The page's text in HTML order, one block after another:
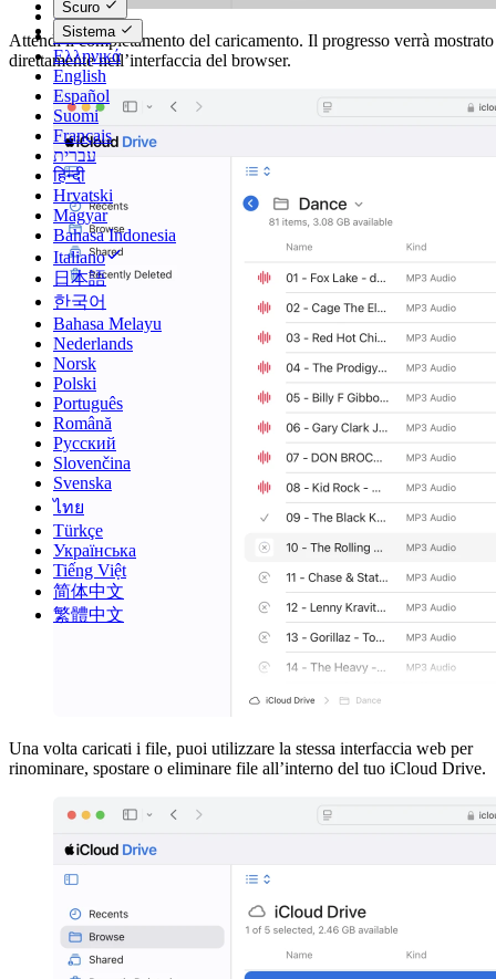
Dansk
Deutsch
Ελληνικά
English
Español
Suomi
Français
עברית
हिन्दी
Hrvatski
Magyar
Bahasa Indonesia
Italiano
日本語
한국어
Bahasa Melayu
Nederlands
Norsk
Polski
Português
Română
Русский
Slovenčina
Svenska
ไทย
Türkçe
Українська
Tiếng Việt
简体中文
繁體中文
Scuro
Sistema
Attendi il completamento del caricamento. Il progresso verrà mostrato
direttamente nell’interfaccia del browser.
Una volta caricati i file, puoi utilizzare la stessa interfaccia web per
rinominare, spostare o eliminare file all’interno del tuo iCloud Drive.